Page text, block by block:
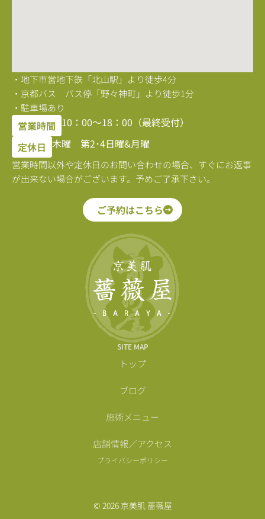
SITE MAP
トップ
ブログ
施術メニュー
店舗情報／アクセス
プライバシーポリシー
© 2026 京美肌 薔薇屋
・地下市営地下鉄「北山駅」より徒歩4分
・京都バス バス停「野々神町」より徒歩1分
・駐車場あり
営業時間 10：00〜18：00（最終受付）
定休日 木曜 第2･4日曜&月曜
営業時間以外や定休日のお問い合わせの場合、すぐにお返事
が出来ない場合がございます。予めご了承下さい。
ご予約はこちら